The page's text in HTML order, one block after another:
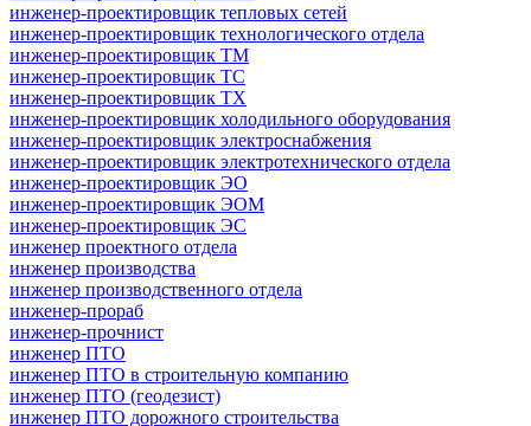
инженер-проектировщик тепловых сетей
инженер-проектировщик технологического отдела
инженер-проектировщик ТМ
инженер-проектировщик ТС
инженер-проектировщик ТХ
инженер-проектировщик холодильного оборудования
инженер-проектировщик электроснабжения
инженер-проектировщик электротехнического отдела
инженер-проектировщик ЭО
инженер-проектировщик ЭОМ
инженер-проектировщик ЭС
инженер проектного отдела
инженер производства
инженер производственного отдела
инженер-прораб
инженер-прочнист
инженер ПТО
инженер ПТО в строительную компанию
инженер ПТО (геодезист)
инженер ПТО дорожного строительства